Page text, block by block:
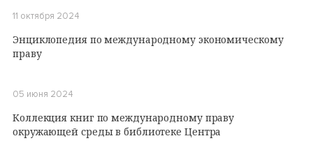
11 октября 2024
Энциклопедия по международному экономическому
праву
05 июня 2024
Коллекция книг по международному праву
окружающей среды в библиотеке Центра